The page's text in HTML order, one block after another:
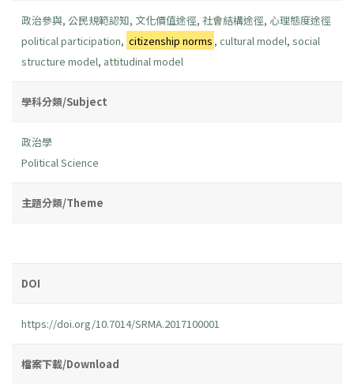
政治參與, 公民規範認知, 文化價值途徑, 社會結構途徑, 心理態度途徑
political participation, citizenship norms ,cultural model,social
structure model, attitudinal model
學科分類/Subject
政治學
Political Science
主題分類/Theme
DOI
https://doi.org/10.7014/SRMA.2017100001
檔案下載/Download